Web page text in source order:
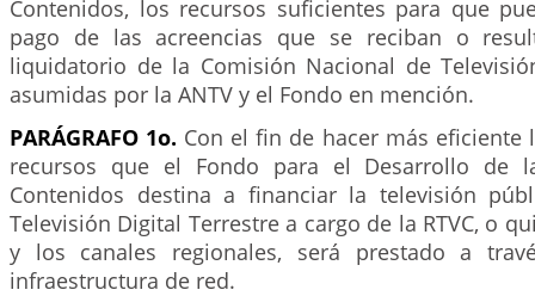
Contenidos, los recursos suficientes para que
pago de las acreencias que se reciban o
liquidatorio de la Comisión Nacional de
asumidas por la ANTV y el Fondo en mención.
PARÁGRAFO 1o. Con el fin de hacer más eficiente
recursos que el Fondo para el Desarrollo de
Contenidos destina a financiar la televisión
Televisión Digital Terrestre a cargo de la RTVC, o
y los canales regionales, será prestado a
infraestructura de red.